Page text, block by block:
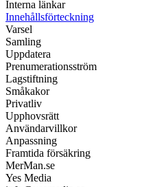
Interna länkar
Innehållsförteckning
Varsel
Samling
Uppdatera
Prenumerationsström
Lagstiftning
Småkakor
Privatliv
Upphovsrätt
Användarvillkor
Anpassning
Framtida försäkring
MerMan.se
Yes Media